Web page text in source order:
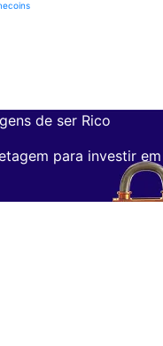
de ser Rico
para investir